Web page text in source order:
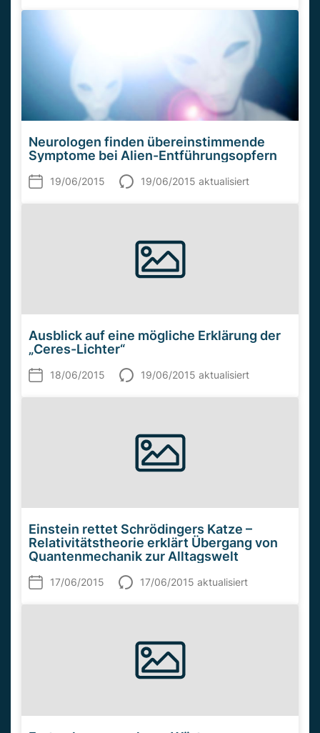
Neurologen finden übereinstimmende
Symptome bei Alien-Entführungsopfern
19/06/2015 19/06/2015 aktualisiert
Ausblick auf eine mögliche Erklärung der
„Ceres-Lichter“
18/06/2015 19/06/2015 aktualisiert
Einstein rettet Schrödingers Katze –
Relativitätstheorie erklärt Übergang von
Quantenmechanik zur Alltagswelt
17/06/2015 17/06/2015 aktualisiert